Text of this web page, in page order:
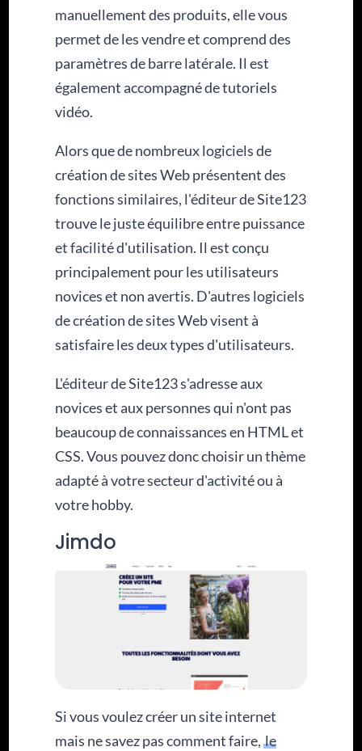
manuellement des produits, elle vous
permet de les vendre et comprend des
paramètres de barre latérale. Il est
également accompagné de tutoriels
vidéo.
Alors que de nombreux logiciels de
création de sites Web présentent des
fonctions similaires, l'éditeur de Site123
trouve le juste équilibre entre puissance
et facilité d'utilisation. Il est conçu
principalement pour les utilisateurs
novices et non avertis. D'autres logiciels
de création de sites Web visent à
satisfaire les deux types d'utilisateurs.
L'éditeur de Site123 s'adresse aux
novices et aux personnes qui n'ont pas
beaucoup de connaissances en HTML et
CSS. Vous pouvez donc choisir un thème
adapté à votre secteur d'activité ou à
votre hobby.
Jimdo
Si vous voulez créer un site internet
mais ne savez pas comment faire,le